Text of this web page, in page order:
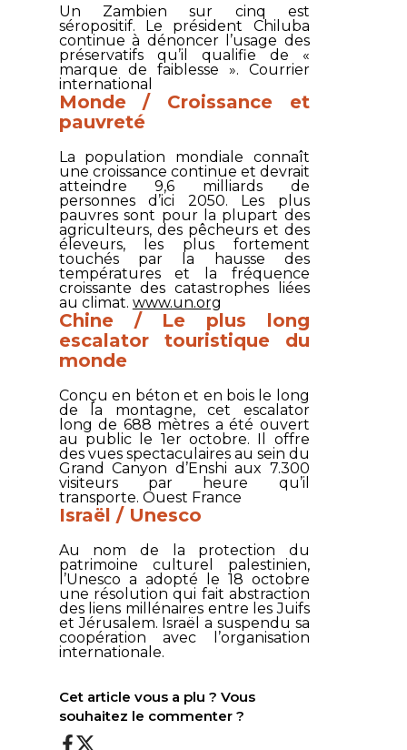
Un Zambien sur cinq est
séropositif. Le président Chiluba
continue à dénoncer l’usage des
préservatifs qu’il qualifie de «
marque de faiblesse ». Courrier
international
Monde / Croissance et
pauvreté
La population mondiale connaît
une croissance continue et devrait
atteindre 9,6 milliards de
personnes d’ici 2050. Les plus
pauvres sont pour la plupart des
agriculteurs, des pêcheurs et des
éleveurs, les plus fortement
touchés par la hausse des
températures et la fréquence
croissante des catastrophes liées
au climat. www.un.org
Chine / Le plus long
escalator touristique du
monde
Conçu en béton et en bois le long
de la montagne, cet escalator
long de 688 mètres a été ouvert
au public le 1er octobre. Il offre
des vues spectaculaires au sein du
Grand Canyon d’Enshi aux 7.300
visiteurs par heure qu’il
transporte. Ouest France
Israël / Unesco
Au nom de la protection du
patrimoine culturel palestinien,
l’Unesco a adopté le 18 octobre
une résolution qui fait abstraction
des liens millénaires entre les Juifs
et Jérusalem. Israël a suspendu sa
coopération avec l’organisation
internationale.
Cet article vous a plu ? Vous
souhaitez le commenter ?